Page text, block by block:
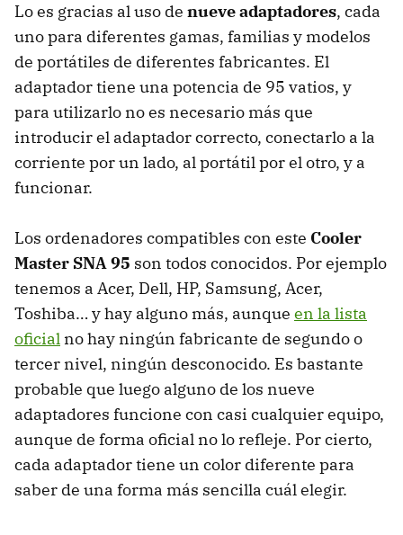
Lo es gracias al uso de nueve adaptadores, cada
uno para diferentes gamas, familias y modelos
de portátiles de diferentes fabricantes. El
adaptador tiene una potencia de 95 vatios, y
para utilizarlo no es necesario más que
introducir el adaptador correcto, conectarlo a la
corriente por un lado, al portátil por el otro, y a
funcionar.
Los ordenadores compatibles con este Cooler
Master SNA95 son todos conocidos. Por ejemplo
tenemos a Acer, Dell, HP, Samsung, Acer,
Toshiba… y hay alguno más, aunque en la lista
oficial no hay ningún fabricante de segundo o
tercer nivel, ningún desconocido. Es bastante
probable que luego alguno de los nueve
adaptadores funcione con casi cualquier equipo,
aunque de forma oficial no lo refleje. Por cierto,
cada adaptador tiene un color diferente para
saber de una forma más sencilla cuál elegir.